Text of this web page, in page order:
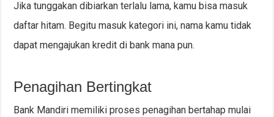
Jika tunggakan dibiarkan terlalu lama, kamu bisa masuk
daftar hitam. Begitu masuk kategori ini, nama kamu tidak
dapat mengajukan kredit di bank mana pun.
Penagihan Bertingkat
Bank Mandiri memiliki proses penagihan bertahap mulai